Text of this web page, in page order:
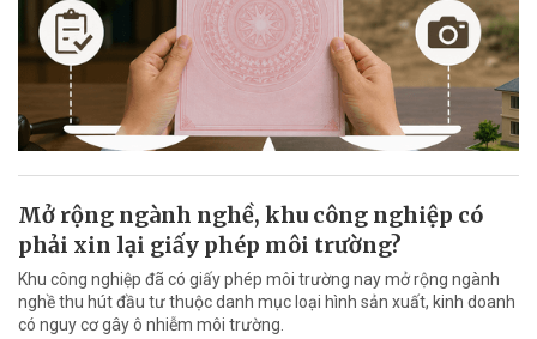
Mở rộng ngành nghề, khu công nghiệp có
phải xin lại giấy phép môi trường?
Khu công nghiệp đã có giấy phép môi trường nay mở rộng ngành
nghề thu hút đầu tư thuộc danh mục loại hình sản xuất, kinh doanh
có nguy cơ gây ô nhiễm môi trường.